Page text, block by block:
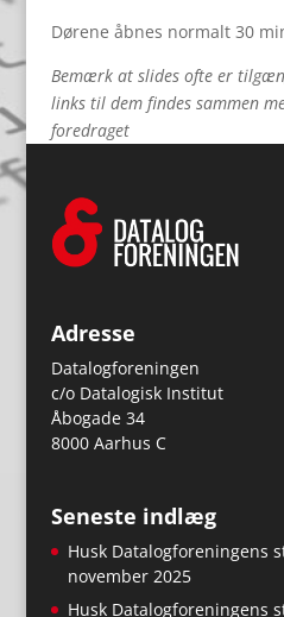
Dørene åbnes normalt 30
Bemærk at slides ofte er
links til dem findes sammen
foredraget
Adresse
Datalogforeningen
c/o Datalogisk Institut
Åbogade 34
8000 Aarhus C
Seneste indlæg
Husk Datalogforeningens
november 2025
Husk Datalogforeningens